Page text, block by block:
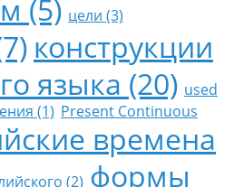
(5) цели (3)
конструкции
языка (20) used
(1) Present Continuous
времена
(2) формы